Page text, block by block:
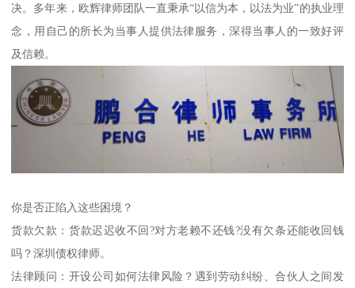
决。多年来，欧辉律师团队一直秉承“以信为本，以法为业”的执业理
念，用自己的所长为当事人提供法律服务，深得当事人的一致好评
及信赖。
你是否正陷入这些困境？
货款欠款：货款迟迟收不回?对方老赖不还钱?没有欠条还能收回钱
吗？深圳债权律师。
法律顾问：开设公司如何法律风险？遇到劳动纠纷、合伙人之间发